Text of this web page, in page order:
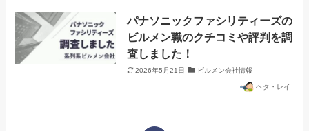
パナソニックファシリティーズの
ビルメン職のクチコミや評判を調
査しました！
2026年5月21日 ビルメン会社情報
ヘタ・レイ